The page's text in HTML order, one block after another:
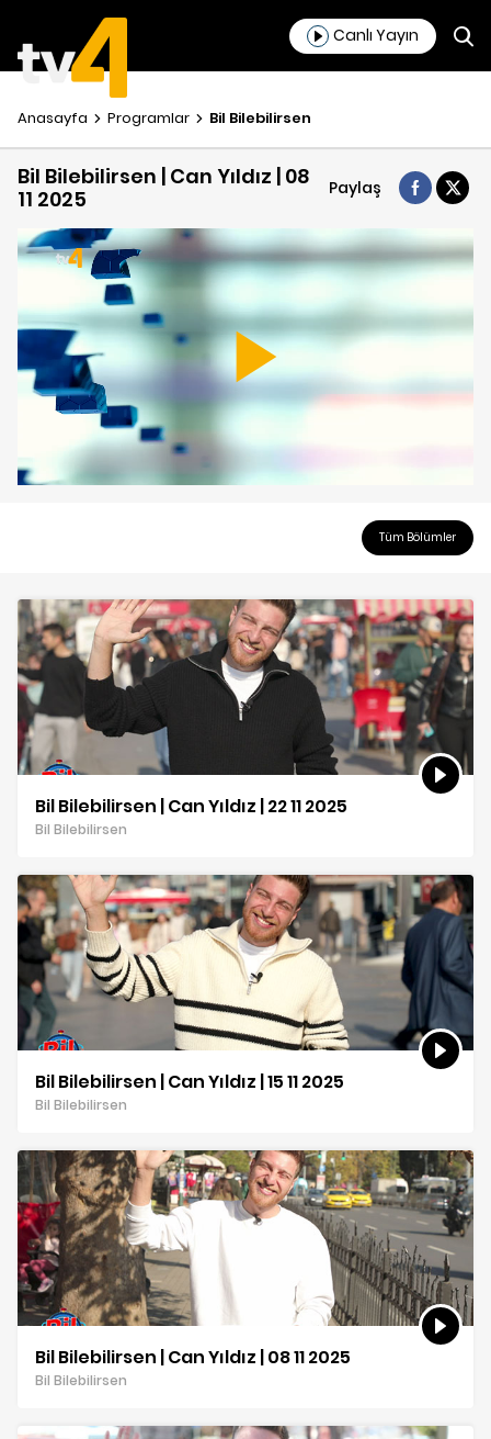
Canlı Yayın
Anasayfa Programlar Bil Bilebilirsen
Bil Bilebilirsen | Can Yıldız | 08
11 2025
Paylaş
Play
Video
Tüm Bölümler
Bil Bilebilirsen | Can Yıldız | 22 11 2025
Bil Bilebilirsen
Bil Bilebilirsen | Can Yıldız | 15 11 2025
Bil Bilebilirsen
Bil Bilebilirsen | Can Yıldız | 08 11 2025
Bil Bilebilirsen